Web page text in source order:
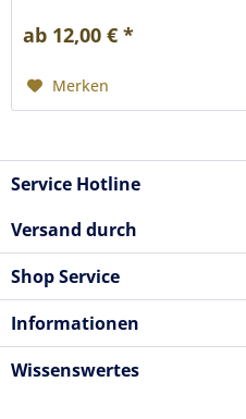
ab 12,00 € *
Merken
Service Hotline
Versand durch
Shop Service
Informationen
Wissenswertes